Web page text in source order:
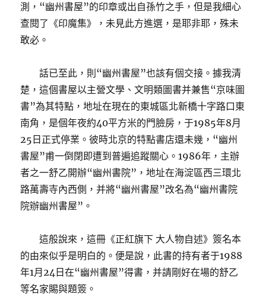
測，“幽州書屋”的印章或出自孫竹之手，但是我細心
查閱了《印魔集》，未見此方進選，是耶非耶，殊未
敢必。
話已至此，則“幽州書屋”也該有個交接。據我清
楚，這個書屋以主營文學、文明類圖書并兼售“京味圖
書”為其特點，地址在現在的東城區北新橋十字路口東
南角，是個年夜約40平方米的門臉房，于1985年8月
25日正式停業。彼時北京的特點書店還未幾，“幽州
書屋”甫一倒閉即遭到普遍追蹤關心。1986年，主辦
者之一舒乙開辦“幽州書院”，地址在海淀區西三環北
路萬壽寺內西側，并將“幽州書屋”改名為“幽州書院
院辦幽州書屋”。
這般說來，這冊《正紅旗下 大人物自述》簽名本
的由來似乎是明白的。便是說，此書的持有者于1988
年1月24日在“幽州書屋”得書，并請剛好在場的舒乙
等名家賜與題簽。